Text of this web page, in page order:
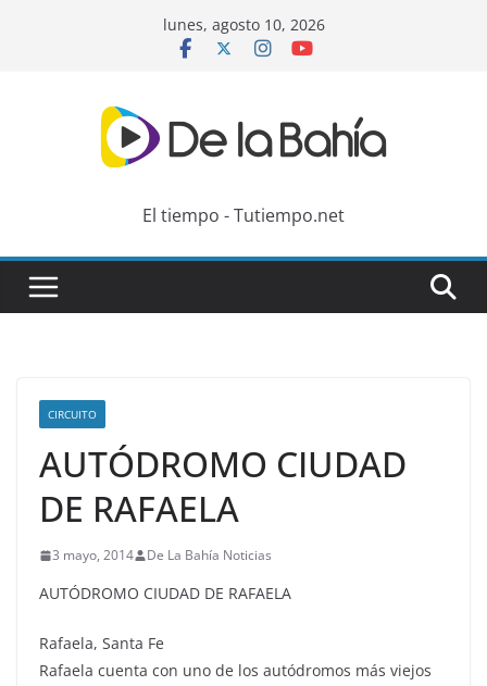
lunes, agosto 10, 2026
El tiempo - Tutiempo.net
CIRCUITO
AUTÓDROMO CIUDAD
DE RAFAELA
3 mayo, 2014 De La Bahía Noticias
AUTÓDROMO CIUDAD DE RAFAELA
Rafaela, Santa Fe
Rafaela cuenta con uno de los autódromos más viejos